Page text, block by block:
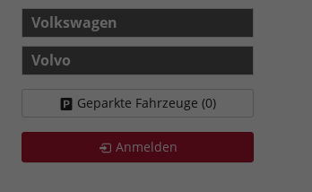
Volkswagen
Volvo
Geparkte Fahrzeuge (0)
Anmelden